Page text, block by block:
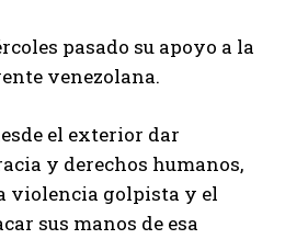
pasado su apoyo a la
venezolana.
el exterior dar
y derechos humanos,
violencia golpista y el
sus manos de esa